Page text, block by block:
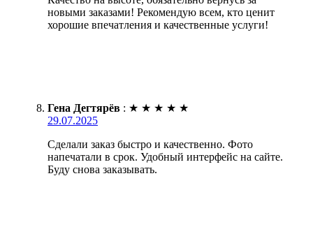
новыми заказами! Рекомендую всем, кто ценит
хорошие впечатления и качественные услуги!
Гена Дегтярёв : ★ ★ ★ ★ ★
29.07.2025
Сделали заказ быстро и качественно. Фото
напечатали в срок. Удобный интерфейс на сайте.
Буду снова заказывать.